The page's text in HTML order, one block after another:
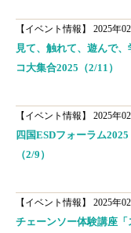
【イベント情報】
2025年
見て、触れて、遊んで
コ大集合2025（2/11）
【イベント情報】
2025年
四国ESDフォーラム
（2/9）
【イベント情報】
2025年
チェーンソー体験講座「